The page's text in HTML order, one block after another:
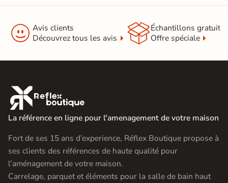
 Avis clients
Découvrez tous les avis
Échantillons gratuit
Offre spéciale

La référence en ligne pour l'amenagement de votre maison
Fort de ses 15 ans d’experience, Réflex Boutique propose à
ses clients des références de haute qualité pour
l’aménagement de votre maison.
Carrelage, parquet et éléments pour la salle de bain haut